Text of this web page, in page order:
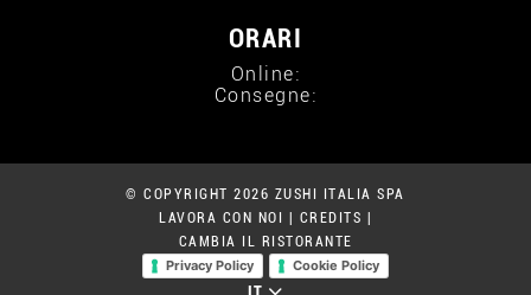
ORARI
Online:
Consegne:
© COPYRIGHT 2026 ZUSHI ITALIA SPA
LAVORA CON NOI
CREDITS
CAMBIA IL RISTORANTE
Privacy Policy
Cookie Policy